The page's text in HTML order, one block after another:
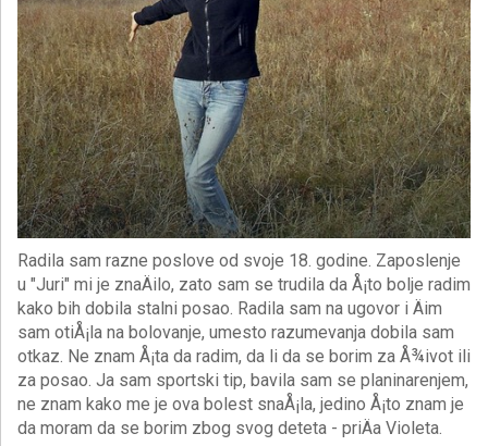
Radila sam razne poslove od svoje 18. godine. Zaposlenje
u "Juri" mi je znaÄilo, zato sam se trudila da Å¡to bolje radim
kako bih dobila stalni posao. Radila sam na ugovor i Äim
sam otiÅ¡la na bolovanje, umesto razumevanja dobila sam
otkaz. Ne znam Å¡ta da radim, da li da se borim za Å¾ivot ili
za posao. Ja sam sportski tip, bavila sam se planinarenjem,
ne znam kako me je ova bolest snaÅ¡la, jedino Å¡to znam je
da moram da se borim zbog svog deteta - priÄa Violeta.